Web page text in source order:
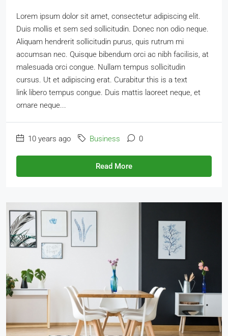
Lorem ipsum dolor sit amet, consectetur adipiscing elit.
Duis mollis et sem sed sollicitudin. Donec non odio neque.
Aliquam hendrerit sollicitudin purus, quis rutrum mi
accumsan nec. Quisque bibendum orci ac nibh facilisis, at
malesuada orci congue. Nullam tempus sollicitudin
cursus. Ut et adipiscing erat. Curabitur this is a text
link libero tempus congue. Duis mattis laoreet neque, et
ornare neque...
10 years ago Business 0
Read More